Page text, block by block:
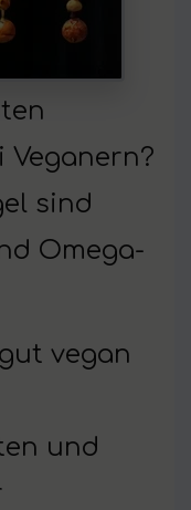
sind
Omega-
vegan
und